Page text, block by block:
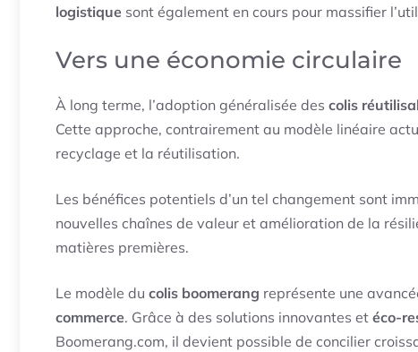
logistique sont également en cours pour massifier
Vers une économie circulaire
À long terme, l’adoption généralisée des colis
Cette approche, contrairement au modèle linéaire
recyclage et la réutilisation.
Les bénéfices potentiels d’un tel changement sont
nouvelles chaînes de valeur et amélioration de la
matières premières.
Le modèle du colis boomerang représente une
commerce. Grâce à des solutions innovantes et éco-
Boomerang.com, il devient possible de concilier